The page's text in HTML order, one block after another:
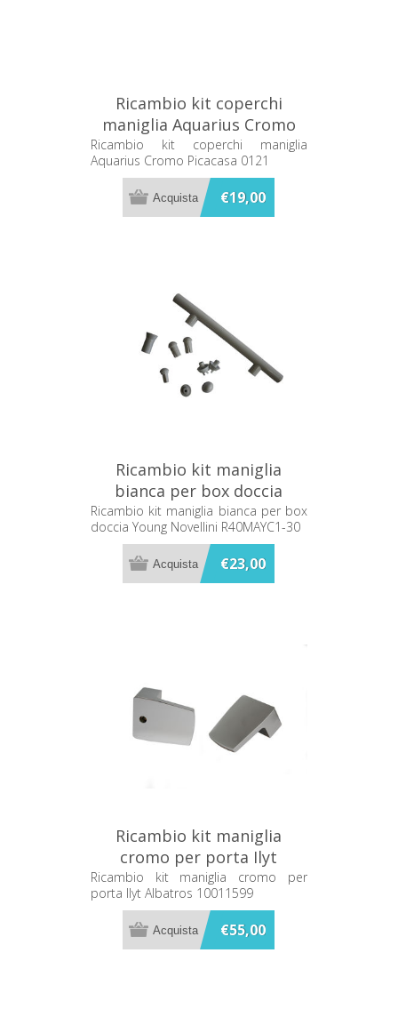
Ricambio kit coperchi
maniglia Aquarius Cromo
Picacasa 0121
Ricambio kit coperchi maniglia
Aquarius Cromo Picacasa 0121
€19,00
Ricambio kit maniglia
bianca per box doccia
Young Novellini R40MAYC1-
30
Ricambio kit maniglia bianca per box
doccia Young Novellini R40MAYC1-30
€23,00
Ricambio kit maniglia
cromo per porta Ilyt
Albatros 10011599
Ricambio kit maniglia cromo per
porta Ilyt Albatros 10011599
€55,00